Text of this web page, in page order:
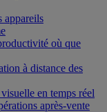
appareils
où que
à distance des
en temps réel
après-vente